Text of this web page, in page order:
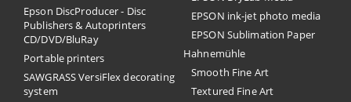
Epson DiscProducer - Disc
Publishers & Autoprinters
CD/DVD/BluRay
Portable printers
SAWGRASS VersiFlex decorating
system
EPSON ink-jet photo media
EPSON Sublimation Paper
Hahnemühle
Smooth Fine Art
Textured Fine Art